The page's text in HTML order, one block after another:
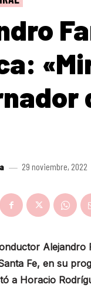
29 noviembre, 2022
Fe, en su
a Horacio